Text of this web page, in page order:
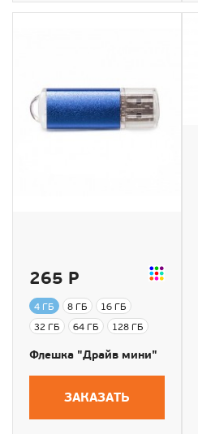
265 Р
4 ГБ 8 ГБ
16 ГБ
32 ГБ
64 ГБ 128 ГБ
Флешка "Драйв мини"
ЗАКАЗАТЬ